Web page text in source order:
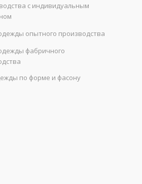
с индивидуальным
опытного производства
фабричного
по форме и фасону